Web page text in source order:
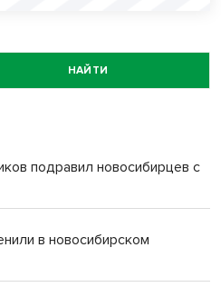
НАЙТИ
подравил новосибирцев с
в новосибирском